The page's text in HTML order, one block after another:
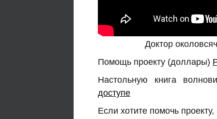
Доктор
Помощь проекту (доллары)
Настольную книга
доступе
Если хотите помочь